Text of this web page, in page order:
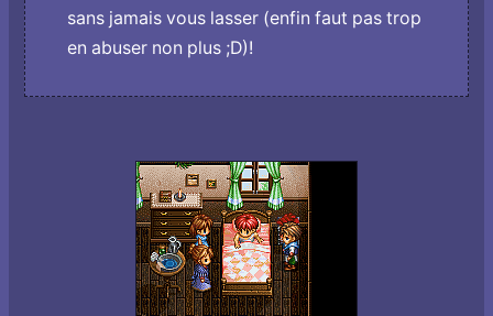
sans jamais vous lasser (enfin faut pas trop
en abuser non plus ;D)!